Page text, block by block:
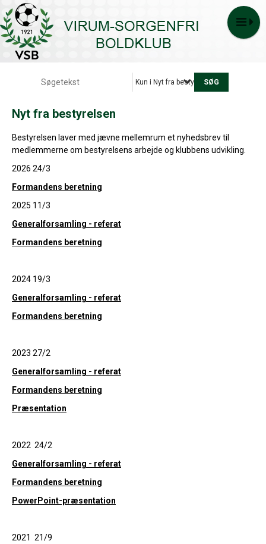
Kun i Nyt fra bestyrelsen
Nyt fra bestyrelsen
Bestyrelsen laver med jævne mellemrum et nyhedsbrev til
medlemmerne om bestyrelsens arbejde og klubbens udvikling.
2026 24/3
Formandens beretning
2025 11/3
Generalforsamling - referat
Formandens beretning
2024 19/3
Generalforsamling - referat
Formandens beretning
2023 27/2
Generalforsamling - referat
Formandens beretning
Præsentation
2022 24/2
Generalforsamling - referat
Formandens beretning
PowerPoint-præsentation
2021 21/9